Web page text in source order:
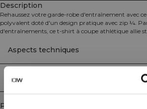
Description
Rehaussez votre garde-robe d'entraînement avec
polyvalent doté d'un design pratique avec zip ¼.
d'entraînements, ce t-shirt à coupe athlétique allie
et un contrôle optimal de la ventilation pendant les
avec la technologie SWEATTECH™, ce haut assure
pour vous garder confortable tout au long de votre
ICIW réfléchissant sur la poitrine ajoute une touche
améliorant la visibilité dans des conditions de faible
Aspects techniques
Livraison & retours
Produits similaires